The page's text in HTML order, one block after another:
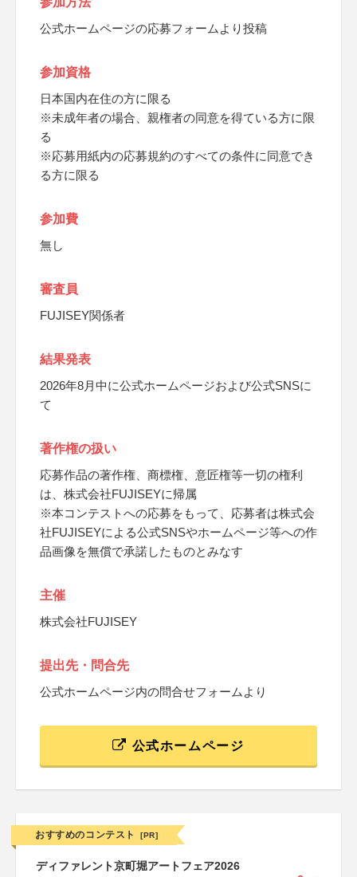
公式ホームページの応募フォームより投稿
参加資格
日本国内在住の方に限る
※未成年者の場合、親権者の同意を得ている方に限
る
※応募用紙内の応募規約のすべての条件に同意でき
る方に限る
参加費
無し
審査員
FUJISEY関係者
結果発表
2026年8月中に公式ホームページおよび公式SNSに
て
著作権の扱い
応募作品の著作権、商標権、意匠権等一切の権利
は、株式会社FUJISEYに帰属
※本コンテストへの応募をもって、応募者は株式会
社FUJISEYによる公式SNSやホームページ等への作
品画像を無償で承諾したものとみなす
主催
株式会社FUJISEY
提出先・問合先
公式ホームページ内の問合せフォームより
公式ホームページ
おすすめのコンテスト [PR]
ディファレント京町堀アートフェア2026